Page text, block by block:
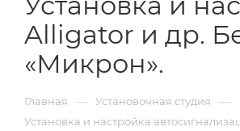
Alligator и др.
«Микрон».
Главная — Установочная студия —
Установка и настройка